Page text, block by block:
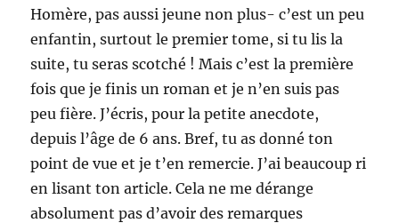
Homère, pas aussi jeune non plus- c’est un peu
enfantin, surtout le premier tome, si tu lis la
suite, tu seras scotché ! Mais c’est la première
fois que je finis un roman et je n’en suis pas
peu fière. J’écris, pour la petite anecdote,
depuis l’âge de 6 ans. Bref, tu as donné ton
point de vue et je t’en remercie. J’ai beaucoup ri
en lisant ton article. Cela ne me dérange
absolument pas d’avoir des remarques